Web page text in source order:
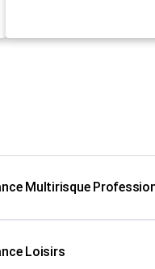
Multirisque
Loisirs